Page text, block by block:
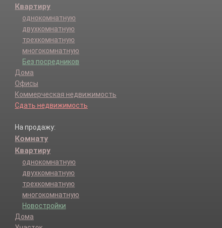
Квартиру
однокомнатную
двухкомнатную
трехкомнатную
многокомнатную
Без посредников
Дома
Офисы
Коммерческая недвижимость
Сдать недвижимость
На продажу:
Комнату
Квартиру
однокомнатную
двухкомнатную
трехкомнатную
многокомнатную
Новостройки
Дома